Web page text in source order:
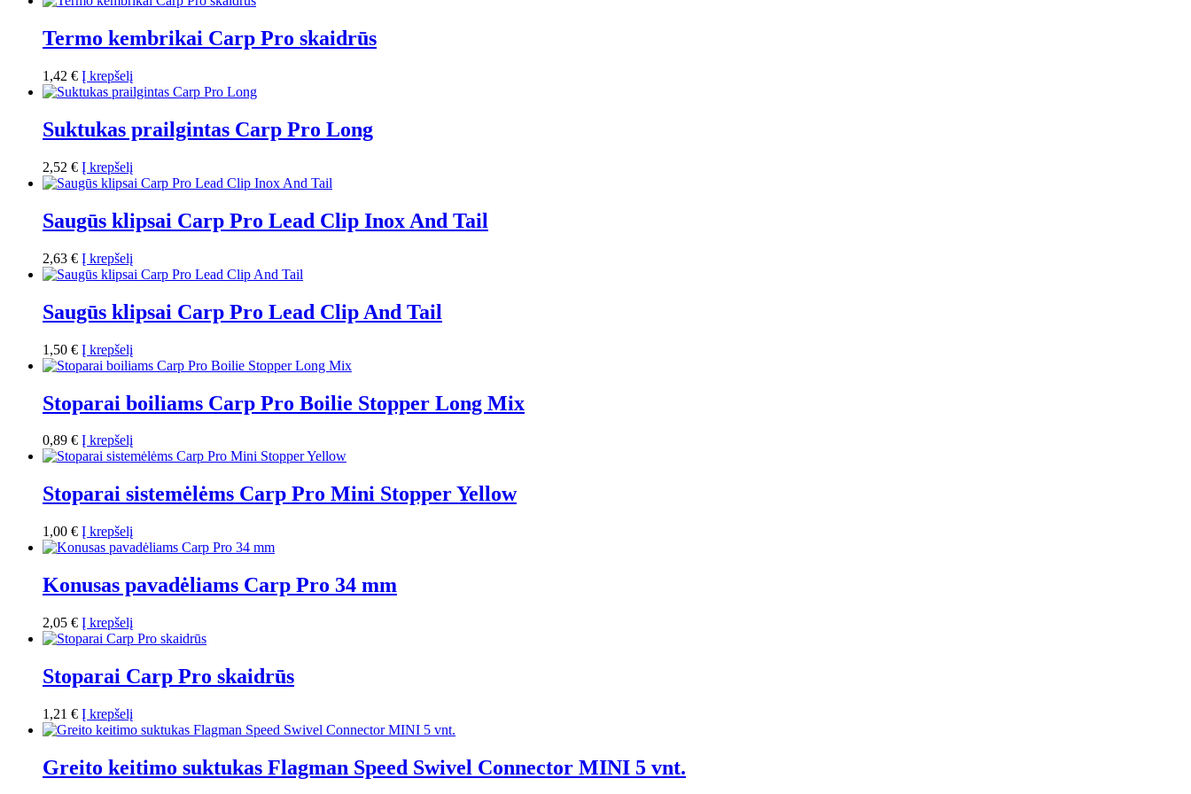
Termo kembrikai Carp Pro skaidrūs
1,42 € Į krepšelį
Suktukas prailgintas Carp Pro Long
2,52 € Į krepšelį
Saugūs klipsai Carp Pro Lead Clip Inox And Tail
2,63 € Į krepšelį
Saugūs klipsai Carp Pro Lead Clip And Tail
1,50 € Į krepšelį
Stoparai boiliams Carp Pro Boilie Stopper Long Mix
0,89 € Į krepšelį
Stoparai sistemėlėms Carp Pro Mini Stopper Yellow
1,00 € Į krepšelį
Konusas pavadėliams Carp Pro 34 mm
2,05 € Į krepšelį
Stoparai Carp Pro skaidrūs
1,21 € Į krepšelį
Greito keitimo suktukas Flagman Speed Swivel Connector MINI 5 vnt.